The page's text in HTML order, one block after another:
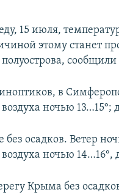
15 июля,
этому станет
в
ночью 13…15°;
без осадков. Ветер
ночью 14…16°,
Крыма без